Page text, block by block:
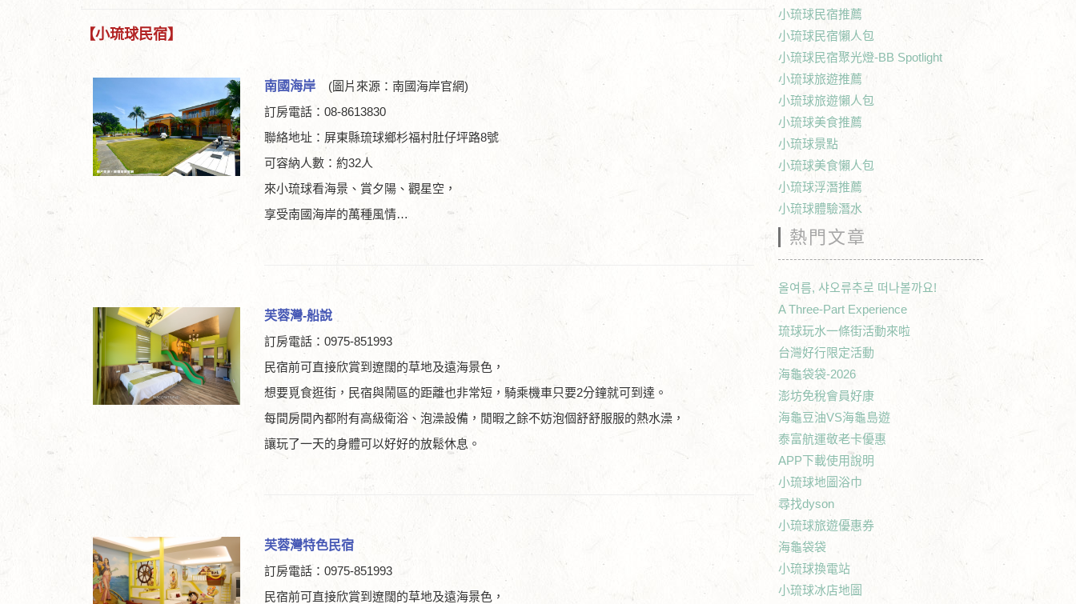
【小琉球民宿】
南國海岸
(圖片來源：南國海岸官網)
訂房電話：08-8613830
聯絡地址：屏東縣琉球鄉杉福村肚仔坪路8號
可容納人數：約32人
來小琉球看海景、賞夕陽、觀星空，
享受南國海岸的萬種風情…
芙蓉灣-船說
訂房電話：0975-851993
民宿前可直接欣賞到遼闊的草地及遠海景色，
想要覓食逛街，民宿與鬧區的距離也非常短，騎乘機車只要2分鐘就可到達。
每間房間內都附有高級衛浴、泡澡設備，閒暇之餘不妨泡個舒舒服服的熱水澡，
讓玩了一天的身體可以好好的放鬆休息。
芙蓉灣特色民宿
訂房電話：0975-851993
民宿前可直接欣賞到遼闊的草地及遠海景色，
小琉球民宿推薦
小琉球民宿懶人包
小琉球民宿聚光燈-BB Spotlight
小琉球旅遊推薦
小琉球旅遊懶人包
小琉球美食推薦
小琉球景點
小琉球美食懶人包
小琉球浮潛推薦
小琉球體驗潛水
熱門文章
올여름, 샤오류추로 떠나볼까요!
A Three-Part Experience
琉球玩水一條街活動來啦
台灣好行限定活動
海龜袋袋-2026
澎坊免稅會員好康
海龜豆油VS海龜島遊
泰富航運敬老卡優惠
APP下載使用說明
小琉球地圖浴巾
尋找dyson
小琉球旅遊優惠券
海龜袋袋
小琉球換電站
小琉球冰店地圖